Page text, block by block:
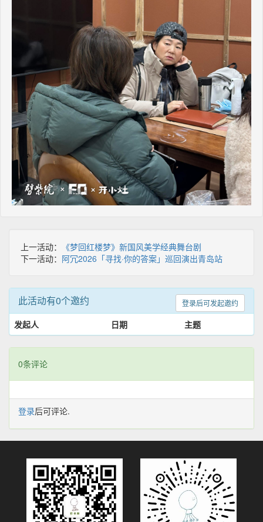
上一活动：
《梦回红楼梦》新国风美学经典舞台剧
下一活动： 阿冗2026「寻找·你的答案」巡回演出青岛站
登录后可发起邀约
此活动有0个邀约
发起人 日期 主题
0条评论
登录后可评论.